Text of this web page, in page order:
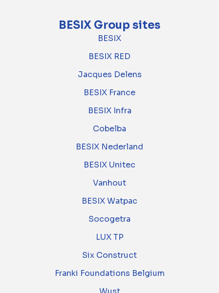
BESIX Group sites
BESIX
BESIX RED
Jacques Delens
BESIX France
BESIX Infra
Cobelba
BESIX Nederland
BESIX Unitec
Vanhout
BESIX Watpac
Socogetra
LUX TP
Six Construct
Franki Foundations Belgium